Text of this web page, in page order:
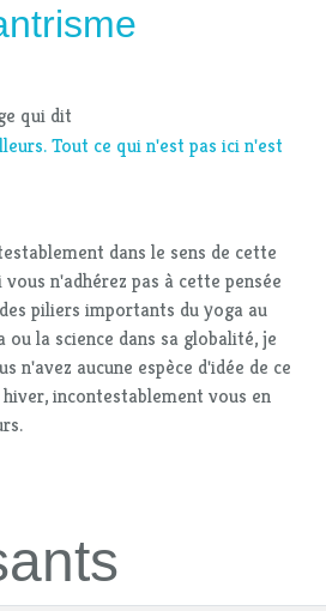
qui dit
Tout ce qui n'est pas ici n'est
dans le sens de cette
n'adhérez pas à cette pensée
piliers importants du yoga au
la science dans sa globalité, je
n'avez aucune espèce d'idée de ce
incontestablement vous en